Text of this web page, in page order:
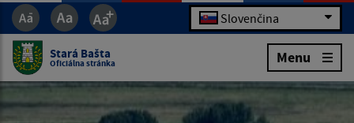
Slovenčina
Stará Bašta
Oficiálna stránka Menu